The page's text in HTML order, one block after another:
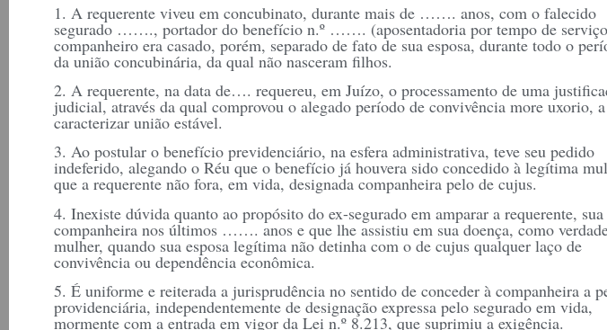
1. A requerente viveu em concubinato, durante mais de ……. anos, com o falecido
segurado ……., portador do benefício n.º ……. (aposentadoria por tempo de
companheiro era casado, porém, separado de fato de sua esposa, durante todo o
da união concubinária, da qual não nasceram filhos.
2. A requerente, na data de…. requereu, em Juízo, o processamento de uma
judicial, através da qual comprovou o alegado período de convivência more uxorio, a
caracterizar união estável.
3. Ao postular o benefício previdenciário, na esfera administrativa, teve seu pedido
indeferido, alegando o Réu que o benefício já houvera sido concedido à legítima
que a requerente não fora, em vida, designada companheira pelo de cujus.
4. Inexiste dúvida quanto ao propósito do ex-segurado em amparar a requerente, sua
companheira nos últimos ……. anos e que lhe assistiu em sua doença, como
mulher, quando sua esposa legítima não detinha com o de cujus qualquer laço de
convivência ou dependência econômica.
5. É uniforme e reiterada a jurisprudência no sentido de conceder à companheira a
providenciária, independentemente de designação expressa pelo segurado em vida,
mormente com a entrada em vigor da Lei n.º 8.213, que suprimiu a exigência.